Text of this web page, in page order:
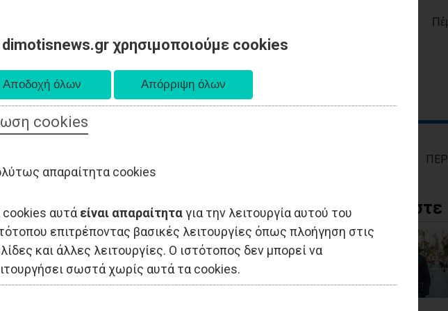
χρησιμοποιούμε cookies
cookies
απαραίτητα cookies
cookies αυτά είναι απαραίτηταγια την λειτουργία αυτού του
επιτρέποντας βασικές λειτουργίες όπως πλοήγηση στις
και άλλες λειτουργίες. Ο ιστότοπος δεν μπορεί να
σωστά χωρίς αυτά τα cookies.
Διαβάστε